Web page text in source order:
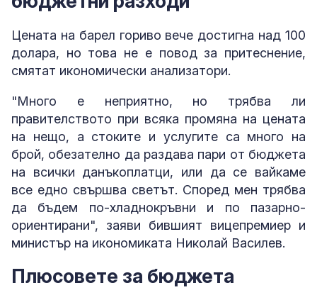
Цената на барел гориво вече достигна над 100
долара, но това не е повод за притеснение,
смятат икономически анализатори.
"Много е неприятно, но трябва ли
правителството при всяка промяна на цената
на нещо, а стоките и услугите са много на
брой, обезателно да раздава пари от бюджета
на всички данъкоплатци, или да се вайкаме
все едно свършва светът. Според мен трябва
да бъдем по-хладнокръвни и по пазарно-
ориентирани", заяви бившият вицепремиер и
министър на икономиката Николай Василев.
Плюсовете за бюджета